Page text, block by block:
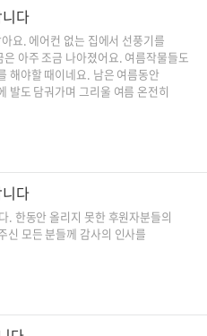
다
요. 에어컨 없는 집에서 선풍기를
아주 조금 나아졌어요. 여름작물들도
해야할 때이네요. 남은 여름동안
발도 담궈가며 그리울 여름 온전히
다
. 한동안 올리지 못한 후원자분들의
신 모든 분들께 감사의 인사를